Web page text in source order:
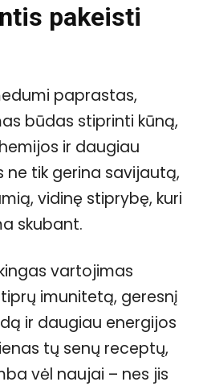
pakeisti
paprastas,
būdas stiprinti kūną,
ir daugiau
ne tik gerina savijautą,
vidinę stiprybę, kuri
skubant.
vartojimas
imunitetą, geresnį
ir daugiau energijos
tų senų receptų,
vėl naujai – nes jis